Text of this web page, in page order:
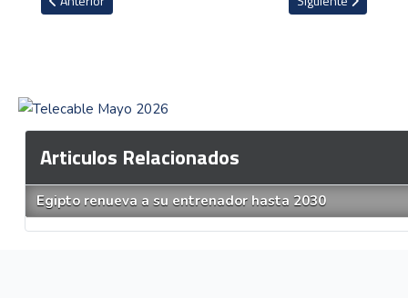
Articulos Relacionados
Egipto renueva a su entrenador hasta 2030